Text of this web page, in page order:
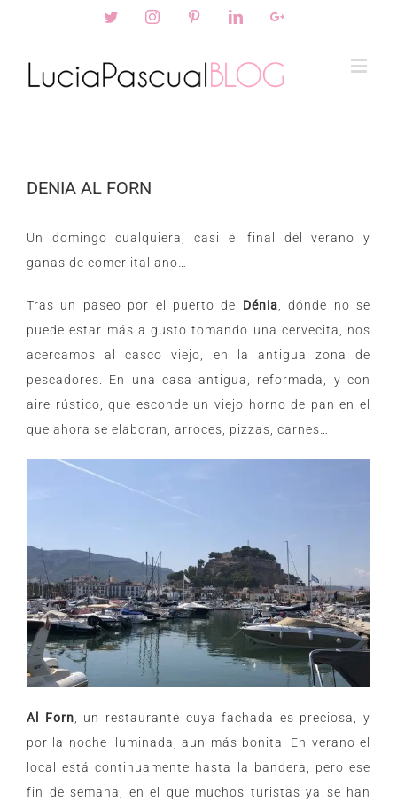
TwitterInstagramPinterestLinkedinGoogleplus
DENIA AL FORN
Un domingo cualquiera, casi el final del verano y
ganas de comer italiano…
Tras un paseo por el puerto de Dénia , dónde no se
puede estar más a gusto tomando una cervecita, nos
acercamos al casco viejo, en la antigua zona de
pescadores. En una casa antigua, reformada, y con
aire rústico, que esconde un viejo horno de pan en el
que ahora se elaboran, arroces, pizzas, carnes…
Al Forn , un restaurante cuya fachada es preciosa, y
por la noche iluminada, aun más bonita. En verano el
local está continuamente hasta la bandera, pero ese
fin de semana, en el que muchos turistas ya se han